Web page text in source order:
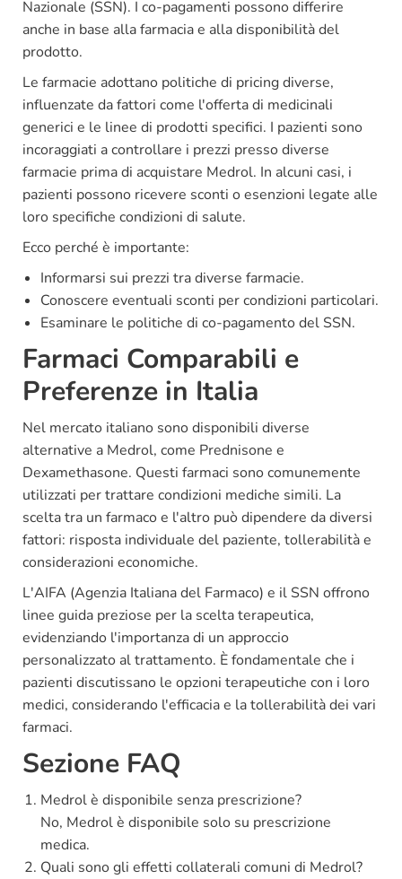
Nazionale (SSN). I co-pagamenti possono differire
anche in base alla farmacia e alla disponibilità del
prodotto.
Le farmacie adottano politiche di pricing diverse,
influenzate da fattori come l'offerta di medicinali
generici e le linee di prodotti specifici. I pazienti sono
incoraggiati a controllare i prezzi presso diverse
farmacie prima di acquistare Medrol. In alcuni casi, i
pazienti possono ricevere sconti o esenzioni legate alle
loro specifiche condizioni di salute.
Ecco perché è importante:
Informarsi sui prezzi tra diverse farmacie.
Conoscere eventuali sconti per condizioni particolari.
Esaminare le politiche di co-pagamento del SSN.
Farmaci Comparabili e
Preferenze in Italia
Nel mercato italiano sono disponibili diverse
alternative a Medrol, come Prednisone e
Dexamethasone. Questi farmaci sono comunemente
utilizzati per trattare condizioni mediche simili. La
scelta tra un farmaco e l'altro può dipendere da diversi
fattori: risposta individuale del paziente, tollerabilità e
considerazioni economiche.
L'AIFA (Agenzia Italiana del Farmaco) e il SSN offrono
linee guida preziose per la scelta terapeutica,
evidenziando l'importanza di un approccio
personalizzato al trattamento. È fondamentale che i
pazienti discutissano le opzioni terapeutiche con i loro
medici, considerando l'efficacia e la tollerabilità dei vari
farmaci.
Sezione FAQ
Medrol è disponibile senza prescrizione?
No, Medrol è disponibile solo su prescrizione
medica.
Quali sono gli effetti collaterali comuni di Medrol?